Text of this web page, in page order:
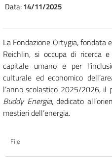
Data:14/11/2025
La Fondazione Ortygia, fondata
Reichlin, si occupa di ricerca
capitale umano e per
culturale ed economico
l’anno scolastico 2025/2026, il
Buddy Energia, dedicato
mestieri dell’energia.
File